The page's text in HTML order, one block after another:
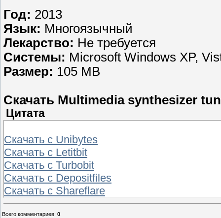
Год: 2013
Язык: Многоязычный
Лекарство: Не требуется
Системы: Microsoft Windows XP,
Размер: 105 MB
Скачать Multimedia synthesizer
Цитата
Скачать с Unibytes
Скачать с Letitbit
Скачать с Turbobit
Скачать с Depositfiles
Скачать с Shareflare
Всего комментариев: 0